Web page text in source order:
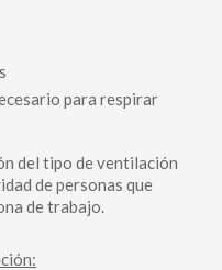
para respirar
del tipo de ventilación
de personas que
de trabajo.